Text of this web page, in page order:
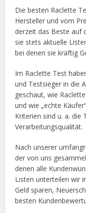
Die besten Raclette
Hersteller und vom
derzeit das Beste auf
sie stets aktuelle
bei denen sie kräftig
Im Raclette Test
und Testsieger in die
geschaut, wie
und wie „echte
Kriterien sind u. a. die
Verarbeitungsqualität.
Nach unserer
der von uns
denen alle
Listen unterteilen wir
Geld sparen,
besten